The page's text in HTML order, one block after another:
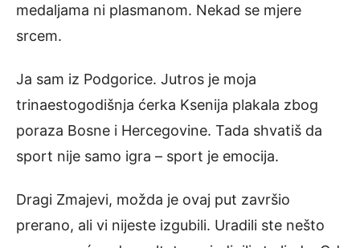
medaljama ni plasmanom. Nekad se mjere
srcem.
Ja sam iz Podgorice. Jutros je moja
trinaestogodišnja ćerka Ksenija plakala zbog
poraza Bosne i Hercegovine. Tada shvatiš da
sport nije samo igra – sport je emocija.
Dragi Zmajevi, možda je ovaj put završio
prerano, ali vi nijeste izgubili. Uradili ste nešto